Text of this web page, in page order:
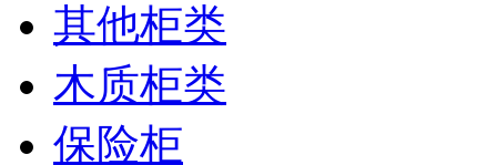
其他柜类
木质柜类
保险柜